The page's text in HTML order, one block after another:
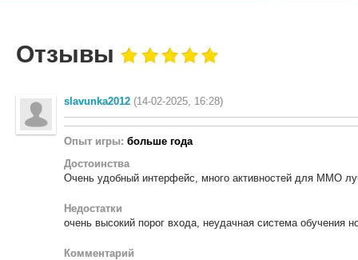
Отзывы
slavunka2012 (14-02-2025, 16:28)
Опыт игры: больше года
Достоинства
Очень удобный интерфейс, много активностей для ММО
Недостатки
очень высокий порог входа, неудачная система обучения
Комментарий